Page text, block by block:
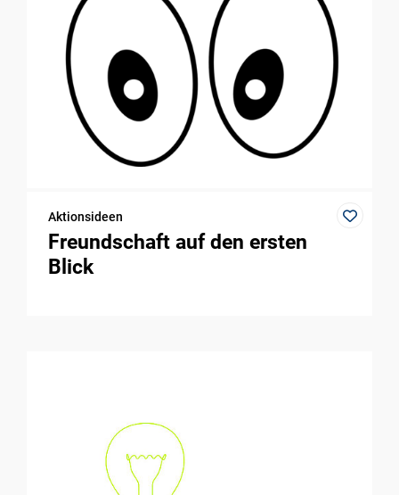
Aktionsideen
Freundschaft auf den ersten
Blick